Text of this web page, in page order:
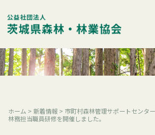
content
ホーム > 新着情報 > 市町村森林管理サポートセンタ
林務担当職員研修を開催しました。